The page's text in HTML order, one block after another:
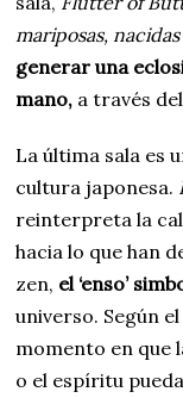
mariposas,
generar una
mano, a través
La última sala es
cultura japonesa.
reinterpreta la
hacia lo que han
zen, el ‘enso’
universo. Según
momento en que
o el espíritu